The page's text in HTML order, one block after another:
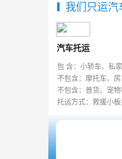
我们只运汽
汽车托运
包 含：小轿车、私
不包含：摩托车、
不包含：普货、宠
托运方式：救援小